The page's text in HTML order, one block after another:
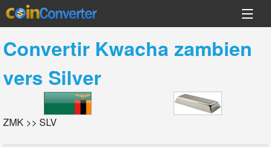
Convertir Kwacha zambien
vers Silver
ZMK >> SLV